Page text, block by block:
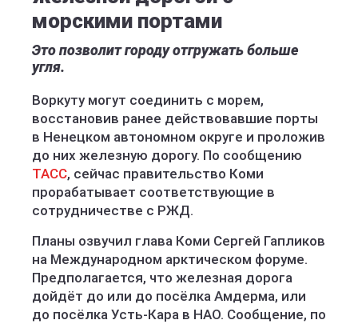
морскими портами
Это позволит городу отгружать больше
угля.
Воркуту могут соединить с морем,
восстановив ранее действовавшие порты
в Ненецком автономном округе и проложив
до них железную дорогу. По сообщению
ТАСС, сейчас правительство Коми
прорабатывает соответствующие в
сотрудничестве с РЖД.
Планы озвучил глава Коми Сергей Гапликов
на Международном арктическом форуме.
Предполагается, что железная дорога
дойдёт до или до посёлка Амдерма, или
до посёлка Усть-Кара в НАО. Сообщение, по